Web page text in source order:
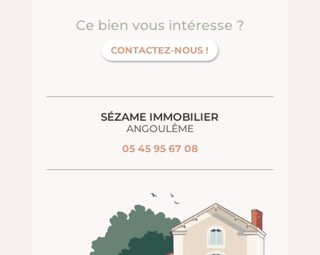
Ce bien vous intéresse ?
CONTACTEZ-NOUS !
SÉZAME IMMOBILIER
ANGOULÊME
05 45 95 67 08